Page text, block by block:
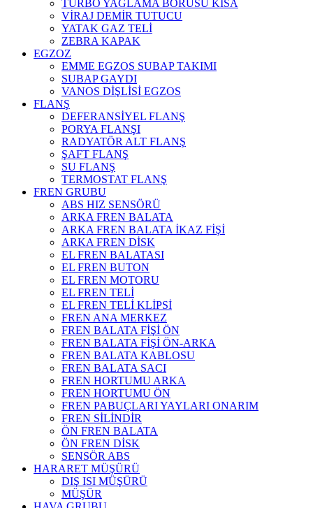
TURBO YAĞLAMA BORUSU KISA
VİRAJ DEMİR TUTUCU
YATAK GAZ TELİ
ZEBRA KAPAK
EGZOZ
EMME EGZOS SUBAP TAKIMI
SUBAP GAYDI
VANOS DİŞLİSİ EGZOS
FLANŞ
DEFERANSİYEL FLANŞ
PORYA FLANŞI
RADYATÖR ALT FLANŞ
ŞAFT FLANŞ
SU FLANŞ
TERMOSTAT FLANŞ
FREN GRUBU
ABS HIZ SENSÖRÜ
ARKA FREN BALATA
ARKA FREN BALATA İKAZ FİŞİ
ARKA FREN DİSK
EL FREN BALATASI
EL FREN BUTON
EL FREN MOTORU
EL FREN TELİ
EL FREN TELİ KLİPSİ
FREN ANA MERKEZ
FREN BALATA FİŞİ ÖN
FREN BALATA FİŞİ ÖN-ARKA
FREN BALATA KABLOSU
FREN BALATA SACI
FREN HORTUMU ARKA
FREN HORTUMU ÖN
FREN PABUÇLARI YAYLARI ONARIM
FREN SİLİNDİR
ÖN FREN BALATA
ÖN FREN DİSK
SENSÖR ABS
HARARET MÜŞÜRÜ
DIŞ ISI MÜŞÜRÜ
MÜŞÜR